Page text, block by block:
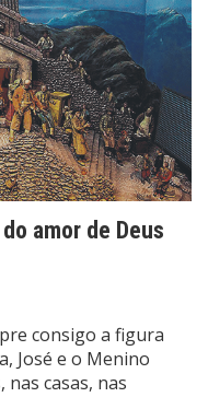
amor de Deus
consigo a figura
José e o Menino
nas casas, nas